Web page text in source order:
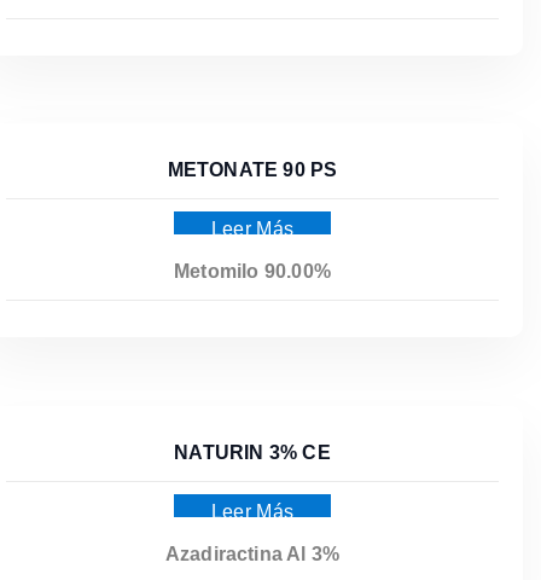
METONATE 90 PS
Leer Más
Metomilo 90.00%
NATURIN 3% CE
Leer Más
Azadiractina Al 3%